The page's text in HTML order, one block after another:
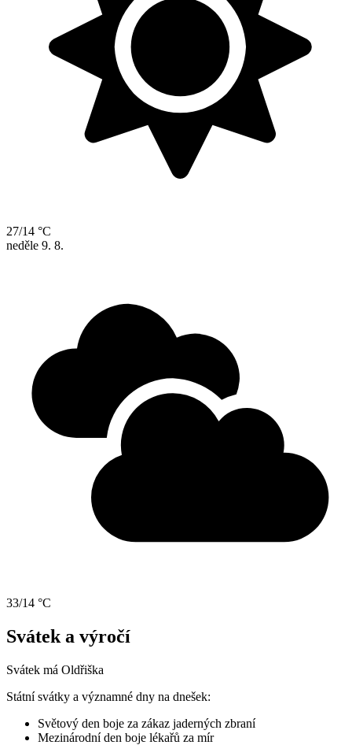
27/14 °C
neděle 9. 8.
33/14 °C
Svátek a výročí
Svátek má Oldřiška
Státní svátky a významné dny na dnešek:
Světový den boje za zákaz jaderných zbraní
Mezinárodní den boje lékařů za mír